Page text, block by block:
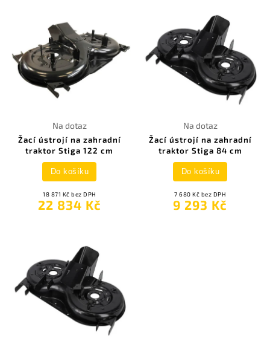
Žací ústrojí na zahradní
traktor Stiga 122 cm
Na dotaz
18 871 Kč bez DPH
22 834 Kč
Do košíku
Žací ústrojí na zahradní
traktor Stiga 84 cm
Na dotaz
7 680 Kč bez DPH
9 293 Kč
Do košíku